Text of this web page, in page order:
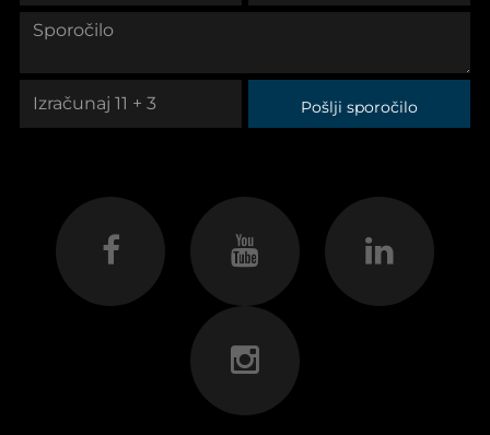
Pošlji sporočilo